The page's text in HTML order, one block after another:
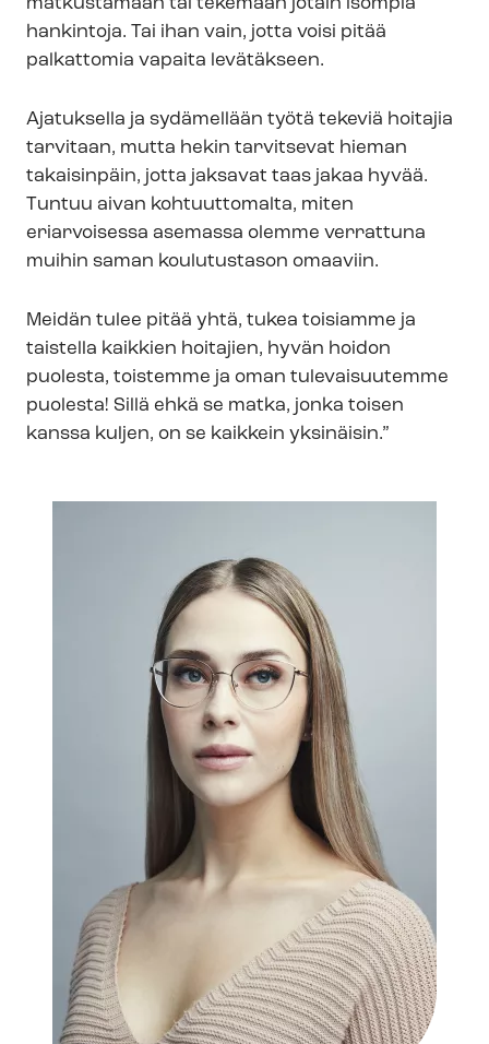
matkustamaan tai tekemään jotain isompia
hankintoja. Tai ihan vain, jotta voisi pitää
palkattomia vapaita levätäkseen.
Ajatuksella ja sydämellään työtä tekeviä hoitajia
tarvitaan, mutta hekin tarvitsevat hieman
takaisinpäin, jotta jaksavat taas jakaa hyvää.
Tuntuu aivan kohtuuttomalta, miten
eriarvoisessa asemassa olemme verrattuna
muihin saman koulutustason omaaviin.
Meidän tulee pitää yhtä, tukea toisiamme ja
taistella kaikkien hoitajien, hyvän hoidon
puolesta, toistemme ja oman tulevaisuutemme
puolesta! Sillä ehkä se matka, jonka toisen
kanssa kuljen, on se kaikkein yksinäisin.”